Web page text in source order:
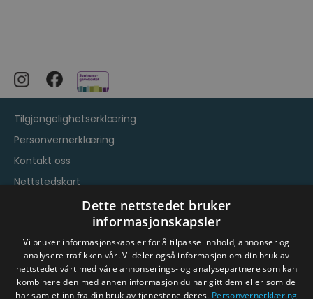
Tilgjengelighetserklæring
Personvernerklæring
Kontakt oss
Nettstedskart
Vilkår og betingelserDette nettstedet bruker
informasjonskapsler
Vi bruker informasjonskapsler for å tilpasse innhold, annonser og
analysere trafikken vår. Vi deler også informasjon om din bruk av
nettstedet vårt med våre annonserings- og analysepartnere som kan
kombinere den med annen informasjon du har gitt dem eller som de
har samlet inn fra din bruk av tjenestene deres. Personvernerklæring